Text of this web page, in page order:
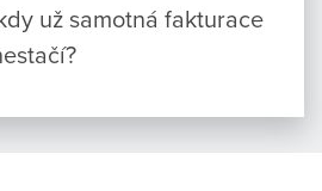
už samotná fakturace